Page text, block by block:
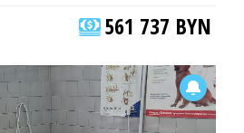
561 737 BYN